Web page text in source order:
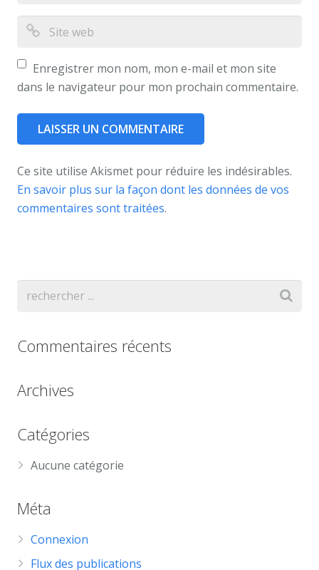
Enregistrer mon nom, mon e-mail et mon site
dans le navigateur pour mon prochain commentaire.
Ce site utilise Akismet pour réduire les indésirables.
En savoir plus sur la façon dont les données de vos
commentaires sont traitées.
Commentaires récents
Archives
Catégories
Aucune catégorie
Méta
Connexion
Flux des publications